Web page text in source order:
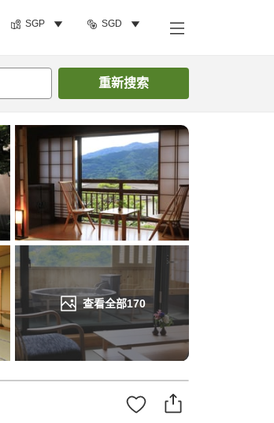
SGP SGD
重新搜索
查看全部170
搜索客房